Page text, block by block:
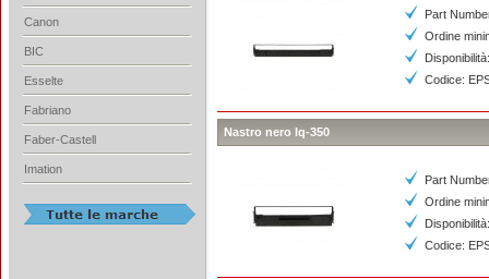
Part
Ordine
Codice:
Nastro nero lq-350
Part
Ordine
Codice:
Canon
BIC
Esselte
Fabriano
Faber-Castell
Imation